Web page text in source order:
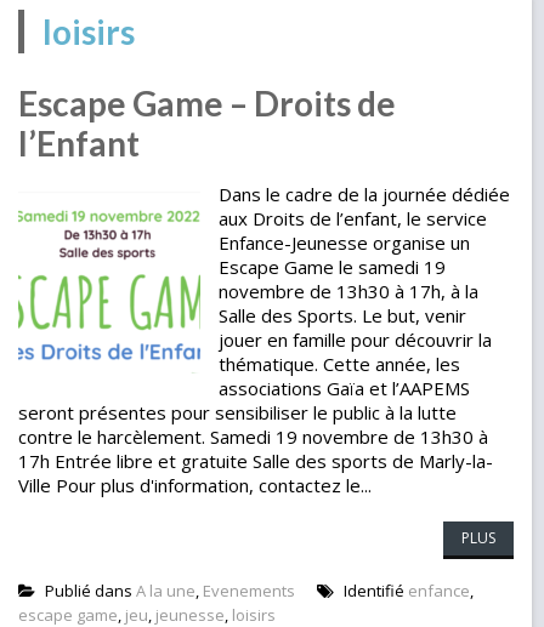
loisirs
Escape Game – Droits de
l’Enfant
Dans le cadre de la journée dédiée
aux Droits de l’enfant, le service
Enfance-Jeunesse organise un
Escape Game le samedi 19
novembre de 13h30 à 17h, à la
Salle des Sports. Le but, venir
jouer en famille pour découvrir la
thématique. Cette année, les
associations Gaïa et l’AAPEMS
seront présentes pour sensibiliser le public à la lutte
contre le harcèlement. Samedi 19 novembre de 13h30 à
17h Entrée libre et gratuite Salle des sports de Marly-la-
Ville Pour plus d'information, contactez le...
PLUS
Publié dans A la une, Evenements Identifié enfance,
escape game, jeu, jeunesse, loisirs